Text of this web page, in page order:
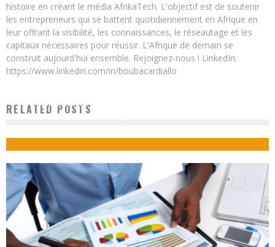
histoire en créant le média AfrikaTech. L'objectif est de soutenir
les entrepreneurs qui se battent quotidiennement en Afrique en
leur offrant la visibilité, les connaissances, le réseautage et les
capitaux nécessaires pour réussir. L'Afrique de demain se
construit aujourd'hui ensemble. Rejoignez-nous ! LinkedIn:
https://www.linkedin.com/in/boubacardiallo
RELATED POSTS
LE GHANA POURRA EXPORTER DE L’ÉLECTRICITÉ DANS QUATRE ANS, SELON LA